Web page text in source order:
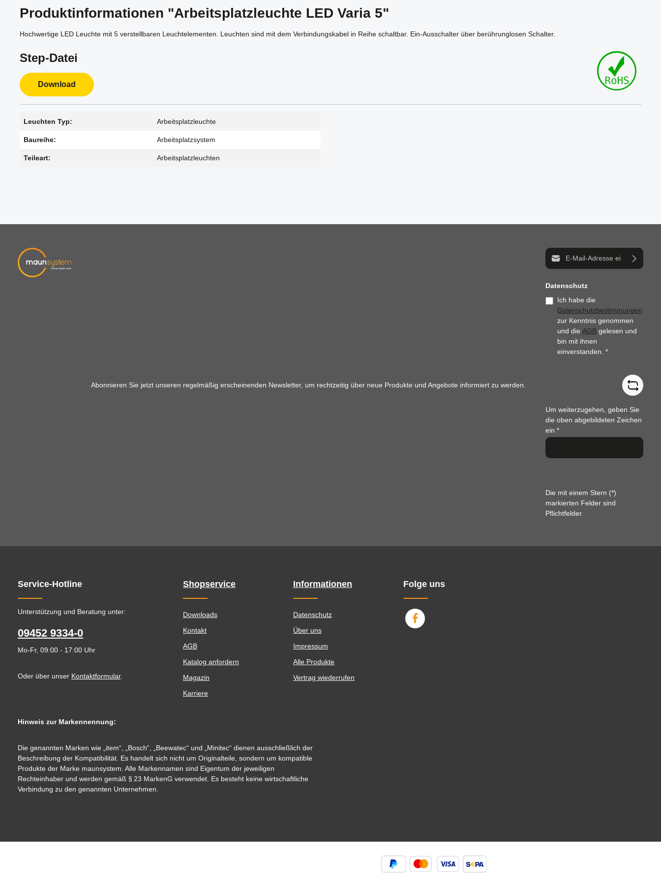
Produktinformationen "Arbeitsplatzleuchte LED Varia 5"
Hochwertige LED Leuchte mit 5 verstellbaren Leuchtelementen. Leuchten sind mit dem Verbindungskabel in Reihe schaltbar. Ein-Ausschalter über berührunglosen Schalter.
Step-Datei
Download
Leuchten Typ: Arbeitsplatzleuchte
Baureihe: Arbeitsplatzsystem
Teileart: Arbeitsplatzleuchten
Abonnieren Sie jetzt unseren regelmäßig erscheinenden Newsletter, um rechtzeitig über neue Produkte und Angebote informiert zu werden.
E-Mail-Adresse*
Datenschutz
Ich habe die
Datenschutzbestimmungen
zur Kenntnis genommen
und dieAGB gelesen und
bin mit ihnen
einverstanden.*
Um weiterzugehen, geben Sie
die oben abgebildeten Zeichen
ein*
Die mit einem Stern (*)
markierten Felder sind
Pflichtfelder.
Service-Hotline
Unterstützung und Beratung unter:
09452 9334-0
Mo-Fr, 09:00 - 17:00 Uhr
Oder über unser Kontaktformular.
Shopservice
Downloads
Kontakt
AGB
Katalog anfordern
Magazin
Karriere
Informationen
Datenschutz
Über uns
Impressum
Alle Produkte
Vertrag wiederrufen
Folge uns
Hinweis zur Markennennung:
Die genannten Marken wie „item“, „Bosch“, „Beewatec“ und „Minitec“ dienen ausschließlich der
Beschreibung der Kompatibilität. Es handelt sich nicht um Originalteile, sondern um kompatible
Produkte der Marke maunsystem. Alle Markennamen sind Eigentum der jeweiligen
Rechteinhaber und werden gemäß § 23 MarkenG verwendet. Es besteht keine wirtschaftliche
Verbindung zu den genannten Unternehmen.